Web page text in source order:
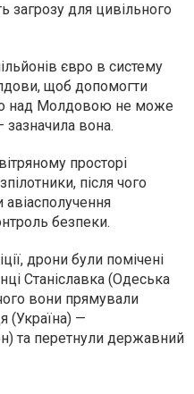
загрозу для цивільного
євро в систему
щоб допомогти
над Молдовою не може
зазначила вона.
просторі
після чого
безпеки.
дрони були помічені
Станіславка (Одеська
вони прямували
(Україна) —
та перетнули державний